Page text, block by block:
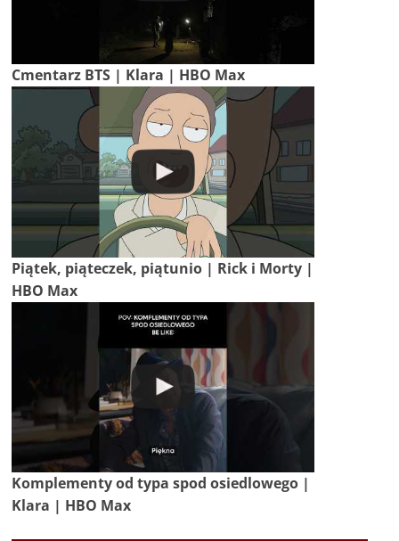
Cmentarz BTS | Klara | HBO Max
Piątek, piąteczek, piątunio | Rick i Morty |
HBO Max
Komplementy od typa spod osiedlowego |
Klara | HBO Max